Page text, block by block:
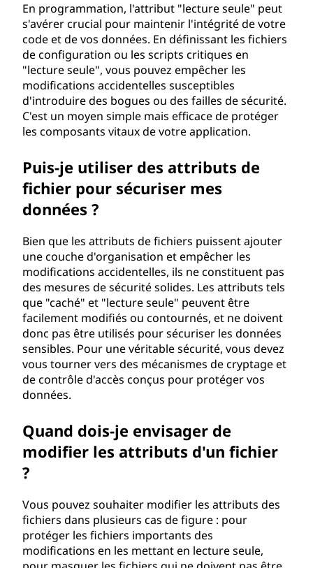
En programmation, l'attribut "lecture seule" peut
s'avérer crucial pour maintenir l'intégrité de votre
code et de vos données. En définissant les fichiers
de configuration ou les scripts critiques en
"lecture seule", vous pouvez empêcher les
modifications accidentelles susceptibles
d'introduire des bogues ou des failles de sécurité.
C'est un moyen simple mais efficace de protéger
les composants vitaux de votre application.
Puis-je utiliser des attributs de
fichier pour sécuriser mes
données ?
Bien que les attributs de fichiers puissent ajouter
une couche d'organisation et empêcher les
modifications accidentelles, ils ne constituent pas
des mesures de sécurité solides. Les attributs tels
que "caché" et "lecture seule" peuvent être
facilement modifiés ou contournés, et ne doivent
donc pas être utilisés pour sécuriser les données
sensibles. Pour une véritable sécurité, vous devez
vous tourner vers des mécanismes de cryptage et
de contrôle d'accès conçus pour protéger vos
données.
Quand dois-je envisager de
modifier les attributs d'un fichier
?
Vous pouvez souhaiter modifier les attributs des
fichiers dans plusieurs cas de figure : pour
protéger les fichiers importants des
modifications en les mettant en lecture seule,